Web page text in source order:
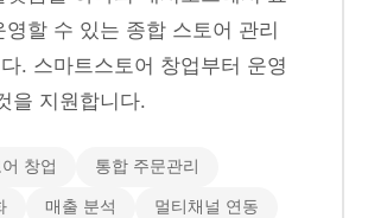
영할 수 있는 종합 스토어 관리
. 스마트스토어 창업부터 운영
을 지원합니다.
창업 통합 주문관리
매출 분석 멀티채널 연동